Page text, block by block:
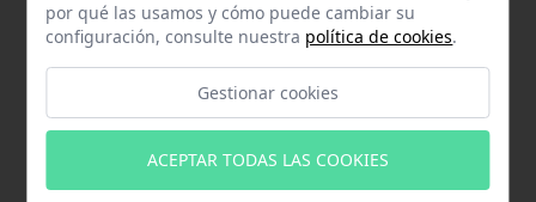
facturas y otros documentos a contabilizar a tu
Personal (visible únicamente si tu negocio
tiene personal contratado: Desde esta sección
podrás acceder a los datos del personal
contratado en tu negocio. Tendrás información
por qué las usamos y cómo puede cambiar su
configuración, consulte nuestra política de cookies.
Gestionar cookies
ACEPTAR TODAS LAS COOKIES